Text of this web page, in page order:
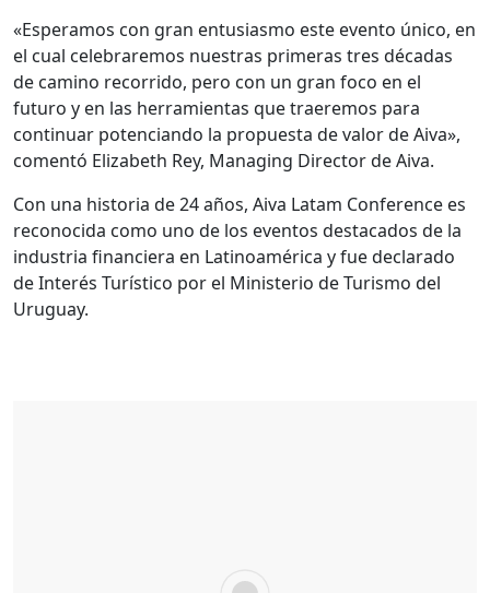
«Esperamos con gran entusiasmo este evento único, en
el cual celebraremos nuestras primeras tres décadas
de camino recorrido, pero con un gran foco en el
futuro y en las herramientas que traeremos para
continuar potenciando la propuesta de valor de Aiva»,
comentó Elizabeth Rey, Managing Director de Aiva.
Con una historia de 24 años, Aiva Latam Conference es
reconocida como uno de los eventos destacados de la
industria financiera en Latinoamérica y fue declarado
de Interés Turístico por el Ministerio de Turismo del
Uruguay.